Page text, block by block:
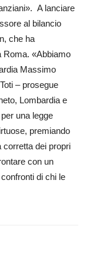
A lanciare
al bilancio
che ha
Roma. «Abbiamo
Massimo
– prosegue
Lombardia e
una legge
premiando
corretta dei propri
con un
di chi le